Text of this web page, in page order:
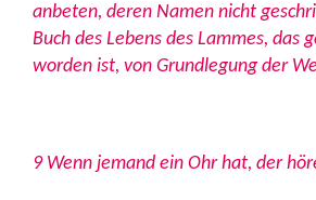
anbeten, deren Namen nicht
Buch des Lebens des Lammes, das
worden ist, von Grundlegung der
9 Wenn jemand ein Ohr hat, der